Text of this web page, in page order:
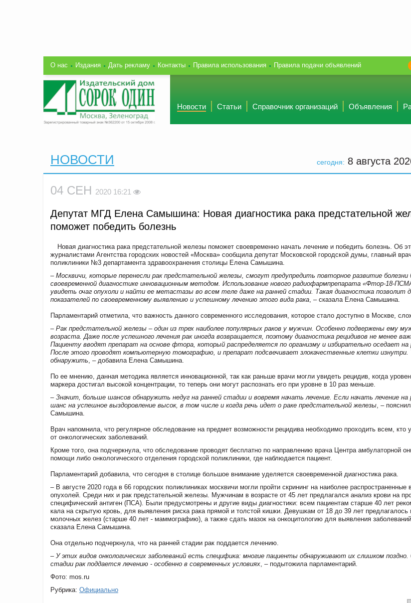
О нас Издания Дать рекламу Контакты Правила использования Правила подачи объявлений
Новости Статьи Справочник организаций Объявления
сегодня: 8 августа
НОВОСТИ
04 СЕН 2020 16:21
Депутат МГД Елена Самышина: Новая диагностика рака предстательной
поможет победить болезнь
Новая диагностика рака предстательной железы поможет своевременно начать лечение и победить болезнь. Об
журналистами Агентства городских новостей «Москва» сообщила депутат Московской городской думы, главный
поликлиники №3 департамента здравоохранения столицы Елена Самышина.
– Москвичи, которые перенесли рак предстательной железы, смогут предупредить повторное развитие болезни
своевременной диагностике инновационным методом. Использование нового радиофармпрепарата «Фтор-18-
увидеть очаг опухоли и найти ее метастазы во всем теле даже на ранней стадии. Такая диагностика позволит
показателей по своевременному выявлению и успешному лечению этого вида рака , – сказала Елена Самышина.
Парламентарий отметила, что важность данного современного исследования, которое стало доступно в Москве,
– Рак предстательной железы – один из трех наиболее популярных раков у мужчин. Особенно подвержены ему
возраста. Даже после успешного лечения рак иногда возвращается, поэтому диагностика рецидивов не менее
Пациенту вводят препарат на основе фтора, который распределяется по организму и избирательно оседает на
После этого проводят компьютерную томографию, и препарат подсвечивает злокачественные клетки изнутри.
обнаружить , – добавила Елена Самышина.
По ее мнению, данная методика является инновационной, так как раньше врачи могли увидеть рецидив, когда
маркера достигал высокой концентрации, то теперь они могут распознать его при уровне в 10 раз меньше.
– Значит, больше шансов обнаружить недуг на ранней стадии и вовремя начать лечение. Если начать лечение
шанс на успешное выздоровление высок, в том числе и когда речь идет о раке предстательной железы , –
Самышина.
Врач напомнила, что регулярное обследование на предмет возможности рецидива необходимо проходить всем, кто
от онкологических заболеваний.
Кроме того, она подчеркнула, что обследование проводят бесплатно по направлению врача Центра амбулаторной
помощи либо онкологического отделения городской поликлиники, где наблюдается пациент.
Парламентарий добавила, что сегодня в столице большое внимание уделяется своевременной диагностика рака.
– В августе 2020 года в 66 городских поликлиниках москвичи могли пройти скрининг на наиболее распространенные
опухолей. Среди них и рак предстательной железы. Мужчинам в возрасте от 45 лет предлагался анализ крови на
специфический антиген (ПСА). Были предусмотрены и другие виды диагностики: всем пациентам старше 40 лет
кала на скрытую кровь, для выявления риска рака прямой и толстой кишки. Девушкам от 18 до 39 лет предлагалось
молочных желез (старше 40 лет - маммографию), а также сдать мазок на онкоцитологию для выявления
сказала Елена Самышина.
Она отдельно подчеркнула, что на ранней стадии рак поддается лечению.
– У этих видов онкологических заболеваний есть специфика: многие пациенты обнаруживают их слишком поздно.
стадии рак поддается лечению - особенно в современных условиях , – подытожила парламентарий.
Фото: mos.ru
Рубрика: Официально